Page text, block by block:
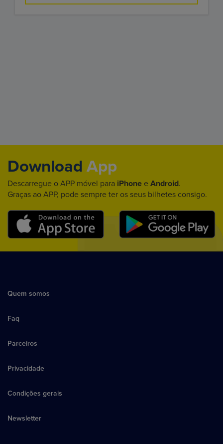
Download App
Descarregue o APP móvel para iPhone e Android.
Graças ao APP, pode sempre ter os seus bilhetes consigo.
Quem somos
Faq
Parceiros
Privacidade
Condições gerais
Newsletter